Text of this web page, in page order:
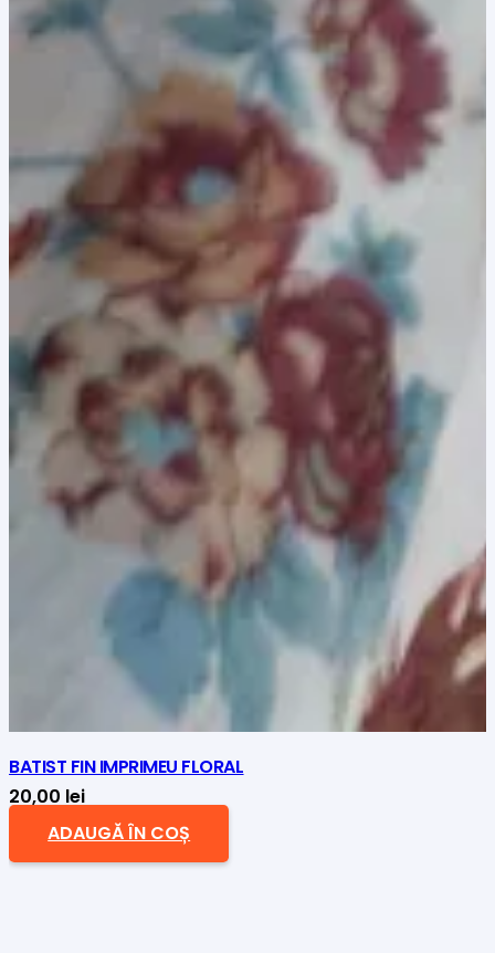
BATIST FIN IMPRIMEU FLORAL
20,00 lei
ADAUGĂ ÎN COȘ